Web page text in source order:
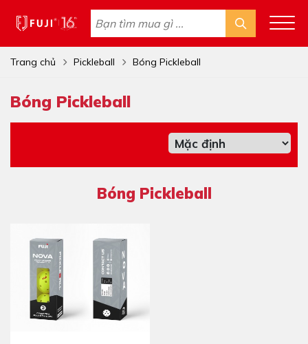
Trang chủ Pickleball Bóng Pickleball
Bóng Pickleball
Bóng Pickleball